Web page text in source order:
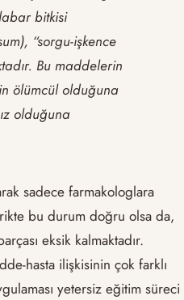
bitkisi
“sorgu-işkence
Bu maddelerin
ölümcül olduğuna
olduğuna
sadece farmakologlara
bu durum doğru olsa da,
eksik kalmaktadır.
hasta ilişkisinin çok farklı
yetersiz eğitim süreci